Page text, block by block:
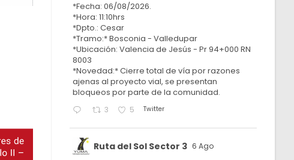
*Fecha: 06/08/2026.
*Hora: 11:10hrs
*Dpto.: Cesar
*Tramo:* Bosconia - Valledupar
*Ubicación: Valencia de Jesús - Pr 94+000 RN
8003
*Novedad:* Cierre total de vía por razones
ajenas al proyecto vial, se presentan
bloqueos por parte de la comunidad.
3 5 Twitter
Ruta del Sol Sector 3 6 Ago